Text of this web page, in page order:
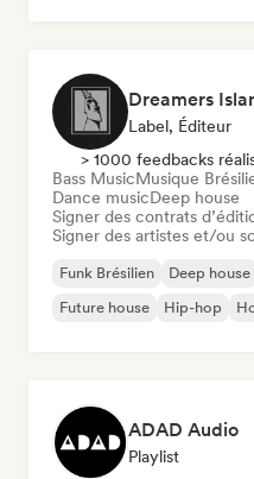
Dreamers
Label, Éditeur
> 1000 feedbacks
Bass MusicMusique
Dance musicDeep house
Signer des contrats
Signer des artistes et/ou
Funk Brésilien Deep house
Future house
Hip-hop
ADAD Audio
Playlist